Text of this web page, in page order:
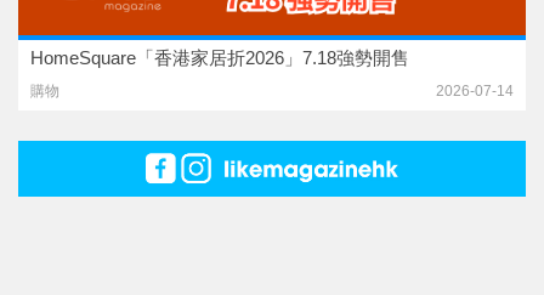
HomeSquare「香港家居折2026」7.18強勢開售
購物 2026-07-14